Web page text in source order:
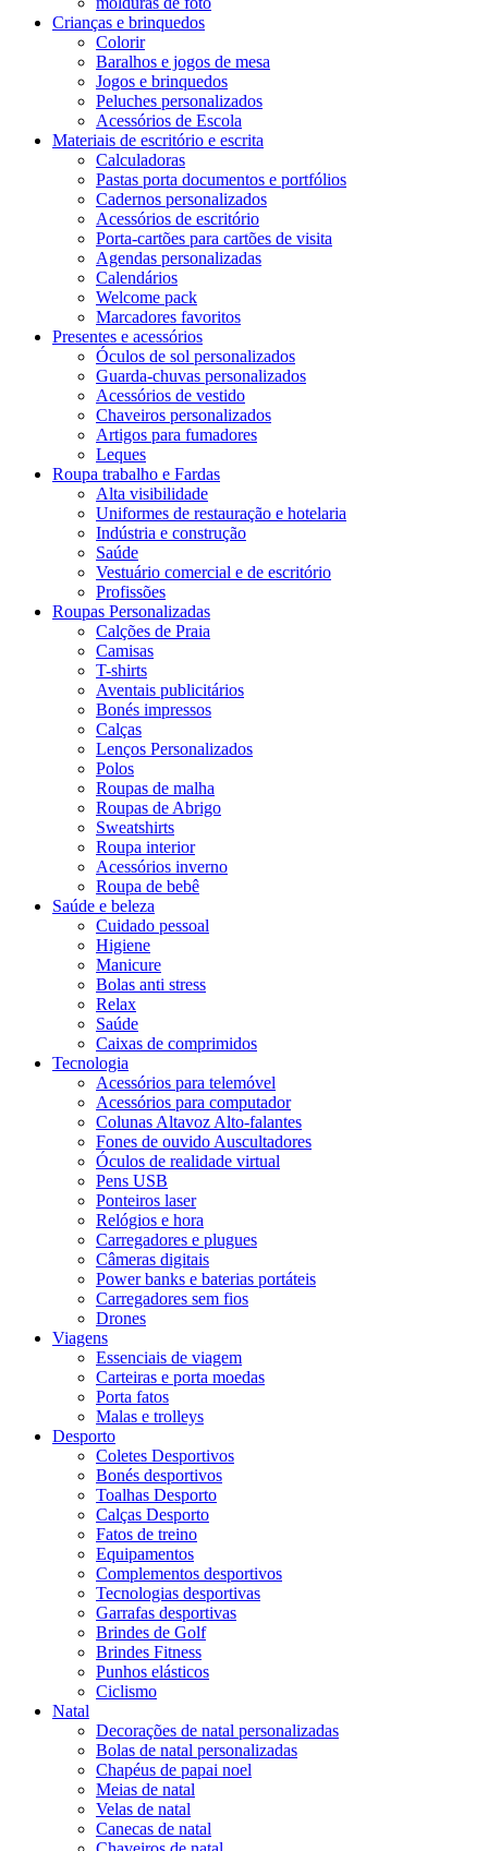
Crianças e brinquedos
Colorir
Baralhos e jogos de mesa
Jogos e brinquedos
Peluches personalizados
Acessórios de Escola
Materiais de escritório e escrita
Calculadoras
Pastas porta documentos e portfólios
Cadernos personalizados
Acessórios de escritório
Porta-cartões para cartões de visita
Agendas personalizadas
Calendários
Welcome pack
Marcadores favoritos
Presentes e acessórios
Óculos de sol personalizados
Guarda-chuvas personalizados
Acessórios de vestido
Chaveiros personalizados
Artigos para fumadores
Leques
Roupa trabalho e Fardas
Alta visibilidade
Uniformes de restauração e hotelaria
Indústria e construção
Saúde
Vestuário comercial e de escritório
Profissões
Roupas Personalizadas
Calções de Praia
Camisas
T-shirts
Aventais publicitários
Bonés impressos
Calças
Lenços Personalizados
Polos
Roupas de malha
Roupas de Abrigo
Sweatshirts
Roupa interior
Acessórios inverno
Roupa de bebê
Saúde e beleza
Cuidado pessoal
Higiene
Manicure
Bolas anti stress
Relax
Saúde
Caixas de comprimidos
Tecnologia
Acessórios para telemóvel
Acessórios para computador
Colunas Altavoz Alto-falantes
Fones de ouvido Auscultadores
Óculos de realidade virtual
Pens USB
Ponteiros laser
Relógios e hora
Carregadores e plugues
Câmeras digitais
Power banks e baterias portáteis
Carregadores sem fios
Drones
Viagens
Essenciais de viagem
Carteiras e porta moedas
Porta fatos
Malas e trolleys
Desporto
Coletes Desportivos
Bonés desportivos
Toalhas Desporto
Calças Desporto
Fatos de treino
Equipamentos
Complementos desportivos
Tecnologias desportivas
Garrafas desportivas
Brindes de Golf
Brindes Fitness
Punhos elásticos
Ciclismo
Natal
Decorações de natal personalizadas
Bolas de natal personalizadas
Chapéus de papai noel
Meias de natal
Velas de natal
Canecas de natal